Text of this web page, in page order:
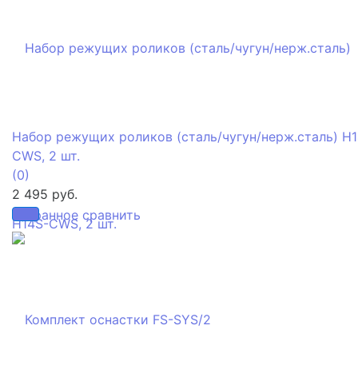
избранное сравнить
Набор режущих роликов (сталь/чугун/нерж.сталь)
CWS, 2 шт.
(0)
2 495 руб.